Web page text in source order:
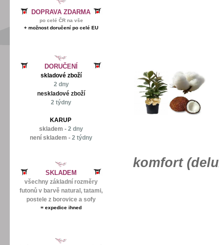
komfort
DOPRAVA ZDARMA
po celé ČR na vše
+ možnost doručení po celé EU
DORUČENÍ
skladové zboží
2 dny
neskladové zboží
2 týdny
KARUP
skladem - 2 dny
není skladem - 2 týdny
SKLADEM
všechny základní rozměry
futonů v barvě natural, tatami,
postele z borovice a sofy
= expedice ihned